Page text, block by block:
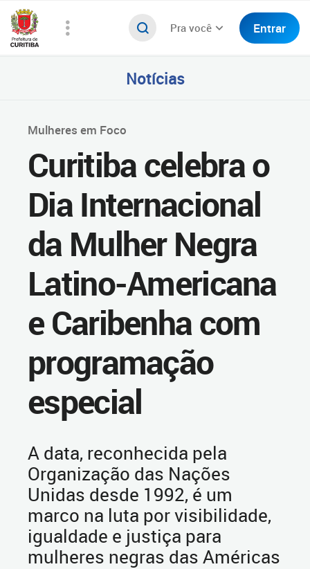
Pra você Entrar
Notícias
Mulheres em Foco
Curitiba celebra o
Dia Internacional
da Mulher Negra
Latino-Americana
e Caribenha com
programação
especial
A data, reconhecida pela
Organização das Nações
Unidas desde 1992, é um
marco na luta por visibilidade,
igualdade e justiça para
mulheres negras das Américas